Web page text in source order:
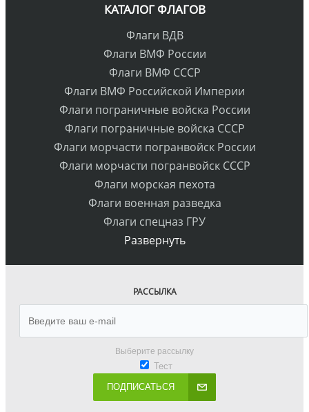
КАТАЛОГ ФЛАГОВ
Флаги ВДВ
Флаги ВМФ России
Флаги ВМФ СССР
Флаги ВМФ Российской Империи
Флаги пограничные войска России
Флаги пограничные войска СССР
Флаги морчасти погранвойск России
Флаги морчасти погранвойск СССР
Флаги морская пехота
Флаги военная разведка
Флаги спецназ ГРУ
Развернуть
РАССЫЛКА
Выберите рассылку
Тест
ПОДПИСАТЬСЯ